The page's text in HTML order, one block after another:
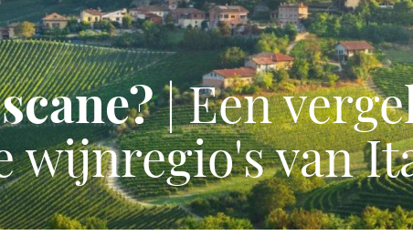
| Een
wijnregio's van